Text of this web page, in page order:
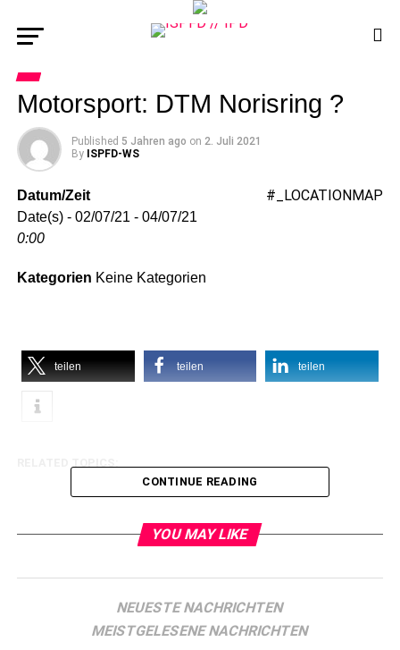
Motorsport: DTM Norisring ?
Published 5 Jahren ago on 2. Juli 2021
By ISPFD-WS
#_LOCATIONMAP
Datum/Zeit
Date(s) - 02/07/21 - 04/07/21
0:00
Kategorien Keine Kategorien
teilen teilen teilen
CONTINUE READING
YOU MAY LIKE
NEUESTE NACHRICHTEN
MEISTGELESENE NACHRICHTEN